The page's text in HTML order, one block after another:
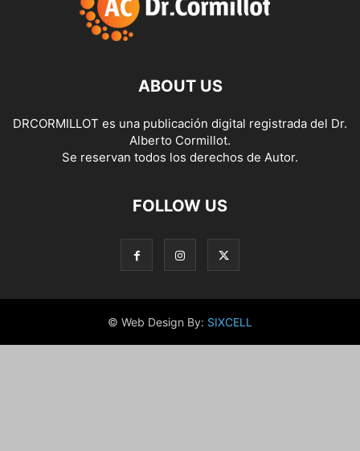
ABOUT US
DRCORMILLOT es una publicación digital registrada del Dr.
Alberto Cormillot.
Se reservan todos los derechos de Autor.
FOLLOW US
© Web Design By: SIXCELL